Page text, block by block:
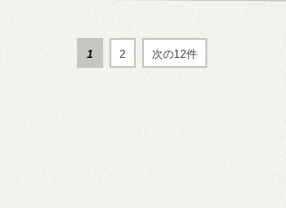
1 2 次の12件